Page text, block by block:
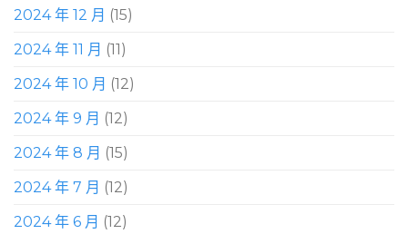
2024 年 12 月 (15)
2024 年 11 月 (11)
2024 年 10 月 (12)
2024 年 9 月 (12)
2024 年 8 月 (15)
2024 年 7 月 (12)
2024 年 6 月 (12)